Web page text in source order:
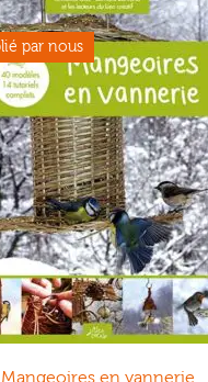
Mangeoires en vannerie